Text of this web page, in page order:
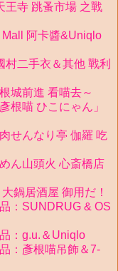
王寺 跳蚤市場 之戰
Mall 阿卡醬&Uniqlo
村二手衣＆其他 戰利
城前進 看喵去～
根喵 ひこにゃん」
せんなり亭 伽羅 吃
ん山頭火 心斎橋店
鍋居酒屋 御用だ！
：SUNDRUG & OS
：g.u.＆Uniqlo
：彥根喵吊飾＆7-